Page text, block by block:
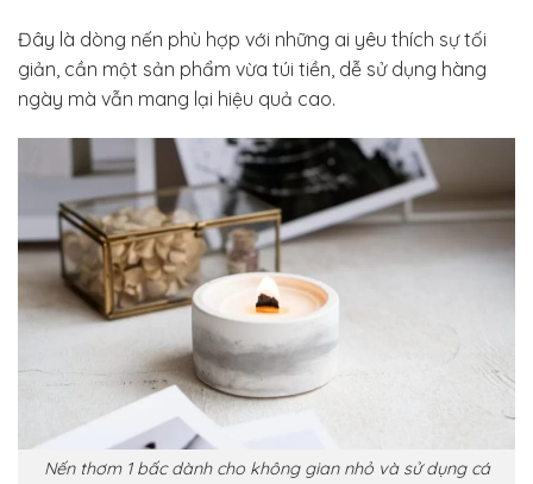
Đây là dòng nến phù hợp với những ai yêu thích sự tối
giản, cần một sản phẩm vừa túi tiền, dễ sử dụng hàng
ngày mà vẫn mang lại hiệu quả cao.
Nến thơm 1 bấc dành cho không gian nhỏ và sử dụng cá